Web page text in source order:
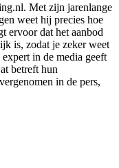
Met zijn jarenlange
weet hij precies hoe
ervoor dat het aanbod
is, zodat je zeker weet
in de media geeft
betreft hun
in de pers,